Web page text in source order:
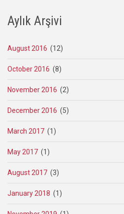
Aylık Arşivi
August 2016 (12)
October 2016 (8)
November 2016 (2)
December 2016 (5)
March 2017 (1)
May 2017 (1)
August 2017 (3)
January 2018 (1)